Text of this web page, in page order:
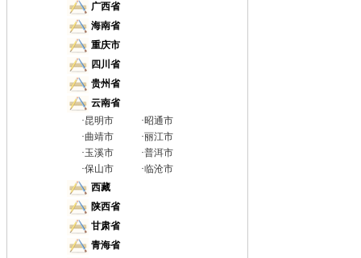
广西省
海南省
重庆市
四川省
贵州省
云南省
·昆明市 ·昭通市
·曲靖市 ·丽江市
·玉溪市 ·普洱市
·保山市 ·临沧市
西藏
陕西省
甘肃省
青海省